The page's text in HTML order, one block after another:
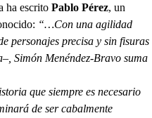
ha escrito Pablo Pérez, un
“…Con una agilidad
personajes precisa y sin fisuras
Simón Menéndez-Bravo suma
que siempre es necesario
de ser cabalmente